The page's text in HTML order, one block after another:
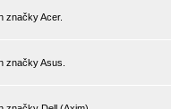
značky Acer.
značky Asus.